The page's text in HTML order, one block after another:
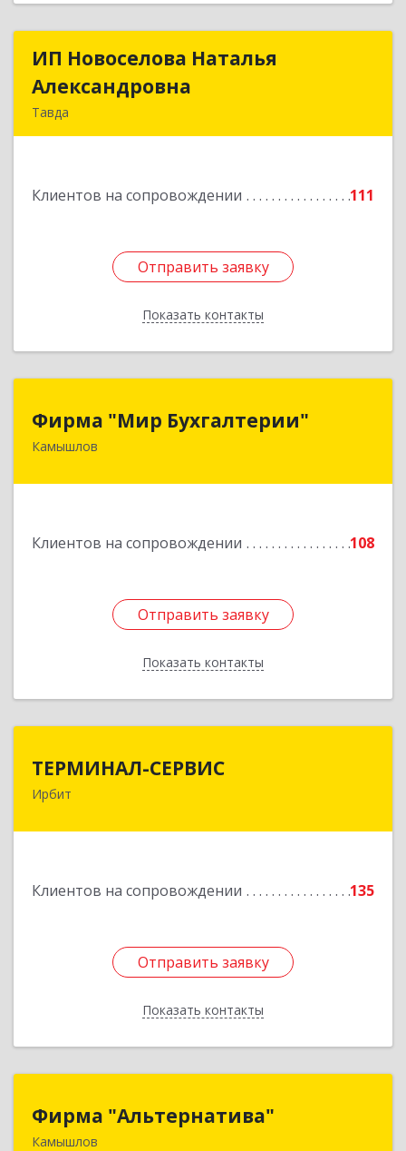
ИП Новоселова Наталья
Александровна
Тавда
Клиентов на сопровождении 111
Отправить заявку
Показать контакты
ИП Новоселова Наталья
Подробнее
Отправить заявку
Назад
Фирма "Мир Бухгалтерии"
Камышлов
Клиентов на сопровождении 108
Отправить заявку
Показать контакты
624860, Свердловская обл, Камышлов г,
Отправить заявку
Назад
ТЕРМИНАЛ-СЕРВИС
Ирбит
Клиентов на сопровождении 135
Отправить заявку
Показать контакты
Отправить заявку
Назад
Фирма "Альтернатива"
Камышлов
624860, Свердловская обл, Камышлов г, Ленина